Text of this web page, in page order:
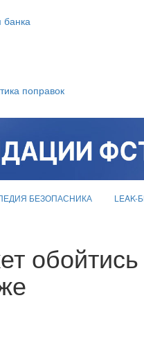
банка
поправок
БЕЗОПАСНИКА LEAK-